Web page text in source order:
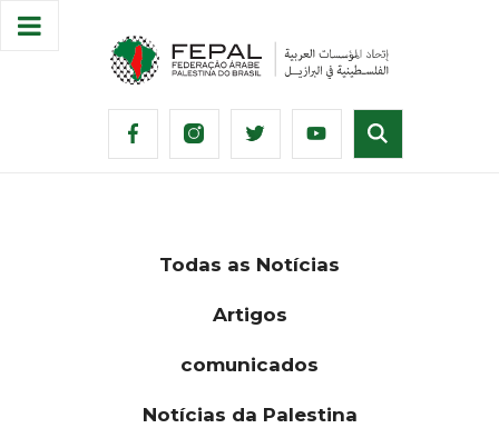
Todas as Notícias
Artigos
comunicados
Notícias da Palestina